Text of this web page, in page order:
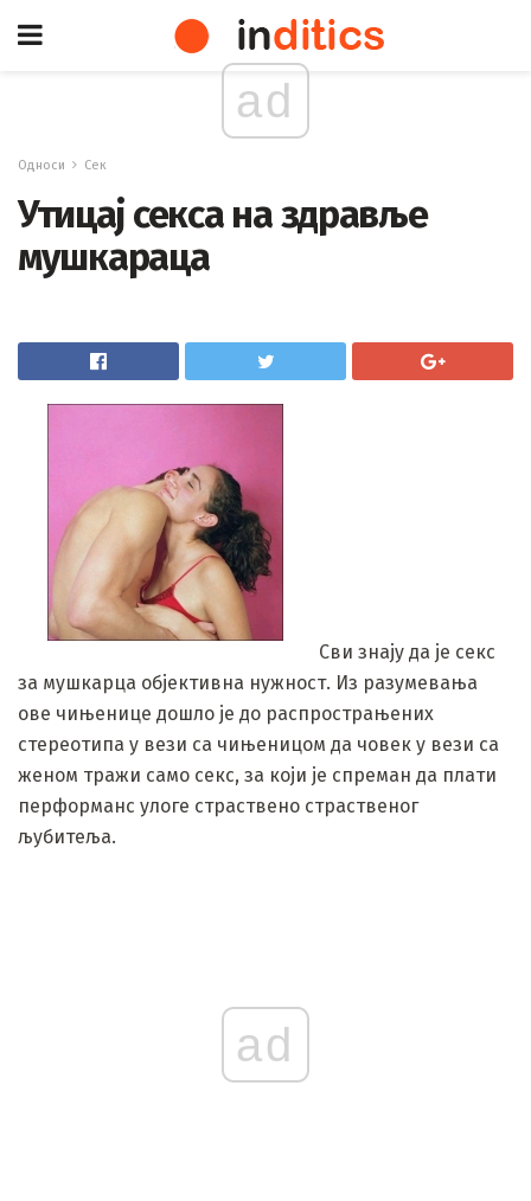
ad
Односи Сек
Утицај секса на здравље
мушкараца
Сви знају да је секс
за мушкарца објективна нужност. Из разумевања
ове чињенице дошло је до распрострањених
стереотипа у вези са чињеницом да човек у вези са
женом тражи само секс, за који је спреман да плати
перформанс улоге страствено страственог
љубитеља.
ad